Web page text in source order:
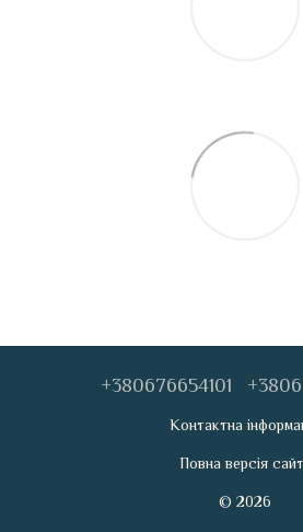
+380676654101
Контактна
Повна версія
© 2026